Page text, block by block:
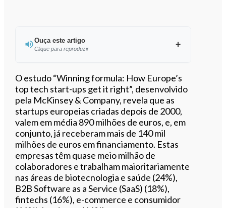
Ouça este artigo
Clique para reproduzir
Ouvir este artigo
O estudo “Winning formula: How Europe’s
top tech start-ups get it right”, desenvolvido
pela McKinsey & Company, revela que as
startups europeias criadas depois de 2000,
valem em média 890 milhões de euros, e, em
conjunto, já receberam mais de 140 mil
milhões de euros em financiamento. Estas
empresas têm quase meio milhão de
colaboradores e trabalham maioritariamente
nas áreas de biotecnologia e saúde (24%),
B2B Software as a Service (SaaS) (18%),
fintechs (16%), e-commerce e consumidor